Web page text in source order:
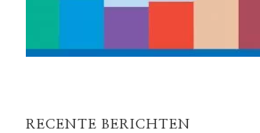
RECENTE BERICHTEN